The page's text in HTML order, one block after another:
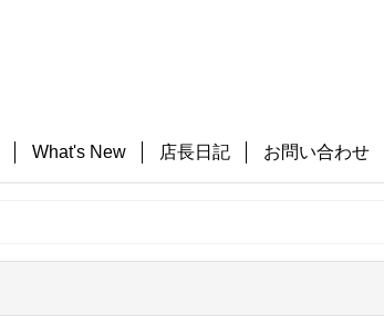
What's New 店長日記 お問い合わせ